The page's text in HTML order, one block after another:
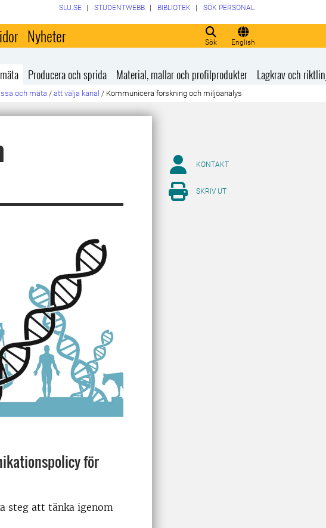
Sök English
SLU.SE STUDENTWEBB BIBLIOTEK SÖK PERSONAL
Nyheter
Producera och sprida Material, mallar och profilprodukter Lagkrav och
och mäta / att välja kanal / Kommunicera forskning och miljöanalys
för
steg att tänka igenom
KONTAKT
SKRIV UT